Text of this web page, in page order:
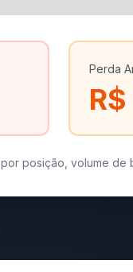
Perda
posição, volume